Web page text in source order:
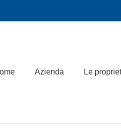
Azienda Le